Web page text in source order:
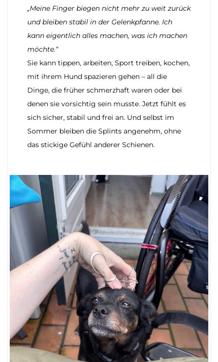
„Meine Finger biegen nicht mehr zu weit zurück
und bleiben stabil in der Gelenkpfanne. Ich
kann eigentlich alles machen, was ich machen
möchte.“
Sie kann tippen, arbeiten, Sport treiben, kochen,
mit ihrem Hund spazieren gehen – all die
Dinge, die früher schmerzhaft waren oder bei
denen sie vorsichtig sein musste. Jetzt fühlt es
sich sicher, stabil und frei an. Und selbst im
Sommer bleiben die Splints angenehm, ohne
das stickige Gefühl anderer Schienen.